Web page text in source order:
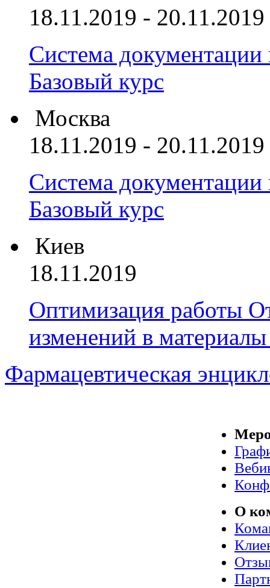
18.11.2019 - 20.11.2019
Система
Базовый курс
Москва
18.11.2019 - 20.11.2019
Система
Базовый курс
Киев
18.11.2019
Оптимизация работы
изменений в
Фармацевтическая
О